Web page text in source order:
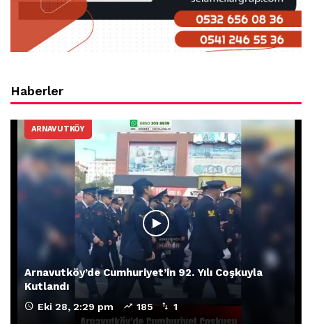
Haberler
ARNAVUTKÖY
Arnavutköy’de Cumhuriyet’in 92. Yılı Coşkuyla
Kutlandı
Eki 28, 2:29 pm 185 1